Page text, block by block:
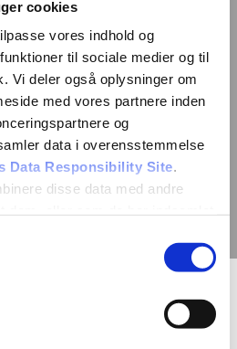
cookies
vores indhold og
til sociale medier og til
Vi deler også oplysninger om
med vores partnere inden
og
data i overensstemmelse
Data Responsibility Site.
disse data med andre
af